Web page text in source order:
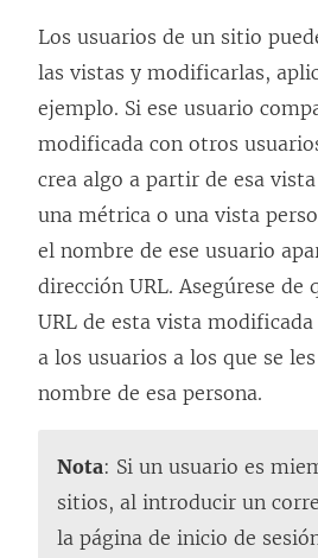
Los usuarios de un sitio
las vistas y modificarlas,
ejemplo. Si ese usuario
modificada con otros
crea algo a partir de esa
una métrica o una vista
el nombre de ese usuario
dirección URL. Asegúrese de
URL de esta vista
a los usuarios a los que se
nombre de esa persona.
Nota: Si un usuario es
sitios, al introducir un
la página de inicio de